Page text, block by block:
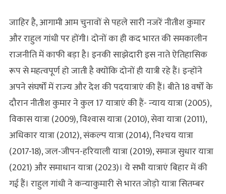
जाहिर है, आगामी आम चुनावों से पहले सारी नजरें नीतीश कुमार
और राहुल गांधी पर होंगी। दोनों का ही कद भारत की समकालीन
राजनीति में काफी बड़ा है। इनकी साझेदारी इस नाते ऐतिहासिक
रूप से महत्‍वपूर्ण हो जाती है क्‍योंकि दोनों ही यात्री रहे हैं। इन्‍होंने
अपने संघर्षों में राज्‍य और देश की पदयात्राएं की हैं। बीते 18 वर्षों के
दौरान नीतीश कुमार ने कुल 17 यात्राएं की हैं- न्‍याय यात्रा (2005),
विकास यात्रा (2009), विश्‍वास यात्रा (2010), सेवा यात्रा (2011),
अधिकार यात्रा (2012), संकल्‍प यात्रा (2014), निश्‍चय यात्रा
(2017-18), जल-जीपन-हरियाली यात्रा (2019), समाज सुधार यात्रा
(2021) और समाधान यात्रा (2023)। ये सभी यात्राएं बिहार में की
गई हैं। राहुल गांधी ने कन्‍याकुमारी से भारत जोड़ो यात्रा सितम्‍बर